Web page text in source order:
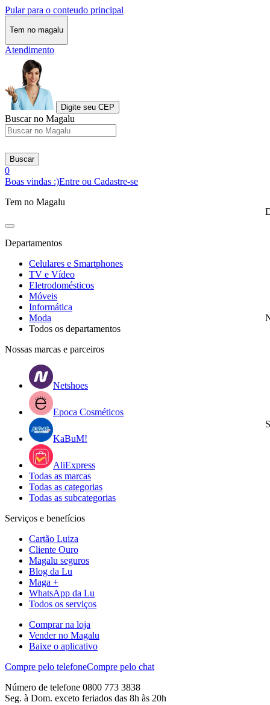
Pular para o conteudo principal
Tem no magalu
Atendimento
Digite seu CEP
Buscar no Magalu
Buscar
0
Boas vindas :)Entre ou Cadastre-se
Tem no Magalu
Departamentos
Celulares e Smartphones
TV e Vídeo
Eletrodomésticos
Móveis
Informática
Moda
Todos os departamentos
Nossas marcas e parceiros
Netshoes
Epoca Cosméticos
KaBuM!
AliExpress
Todas as marcas
Todas as categorias
Todas as subcategorias
Serviços e benefícios
Cartão Luiza
Cliente Ouro
Magalu seguros
Blog da Lu
Maga +
WhatsApp da Lu
Todos os serviços
Comprar na loja
Vender no Magalu
Baixe o aplicativo
Compre pelo telefoneCompre pelo chat
Número de telefone 0800 773 3838
Seg. à Dom. exceto feriados das 8h às 20h